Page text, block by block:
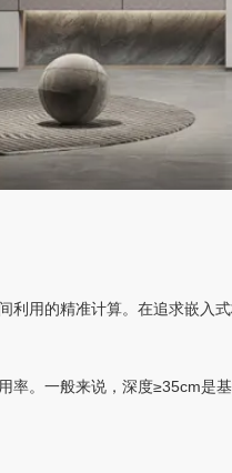
利用的精准计算。在追求嵌入
率。一般来说，深度≥35cm